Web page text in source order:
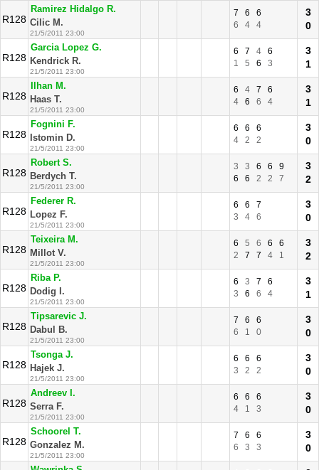
R128
Ramirez Hidalgo R.
Cilic M.
21/5/2011 23:00
7 6
6
6
4 4
3
0
R128
Garcia Lopez G.
Kendrick R.
21/5/2011 23:00
6 7 4
6
1
5 6 3
3
1
R128
Ilhan M.
Haas T.
21/5/2011 23:00
6 4 7
6
4
6 6 4
3
1
R128
Fognini F.
Istomin D.
21/5/2011 23:00
6 6
6
4
2 2
3
0
R128
Robert S.
Berdych T.
21/5/2011 23:00
3 3 6 6
9
6
6 2 2 7
3
2
R128
Federer R.
Lopez F.
21/5/2011 23:00
6 6
7
3
4 6
3
0
R128
Teixeira M.
Millot V.
21/5/2011 23:00
6 5 6 6
6
2
7 7 4 1
3
2
R128
Riba P.
Dodig I.
21/5/2011 23:00
6 3 7
6
3
6 6 4
3
1
R128
Tipsarevic J.
Dabul B.
21/5/2011 23:00
7 6
6
6
1 0
3
0
R128
Tsonga J.
Hajek J.
21/5/2011 23:00
6 6
6
3
2 2
3
0
R128
Andreev I.
Serra F.
21/5/2011 23:00
6 6
6
4
1 3
3
0
R128
Schoorel T.
Gonzalez M.
21/5/2011 23:00
7 6
6
6
3 3
3
0